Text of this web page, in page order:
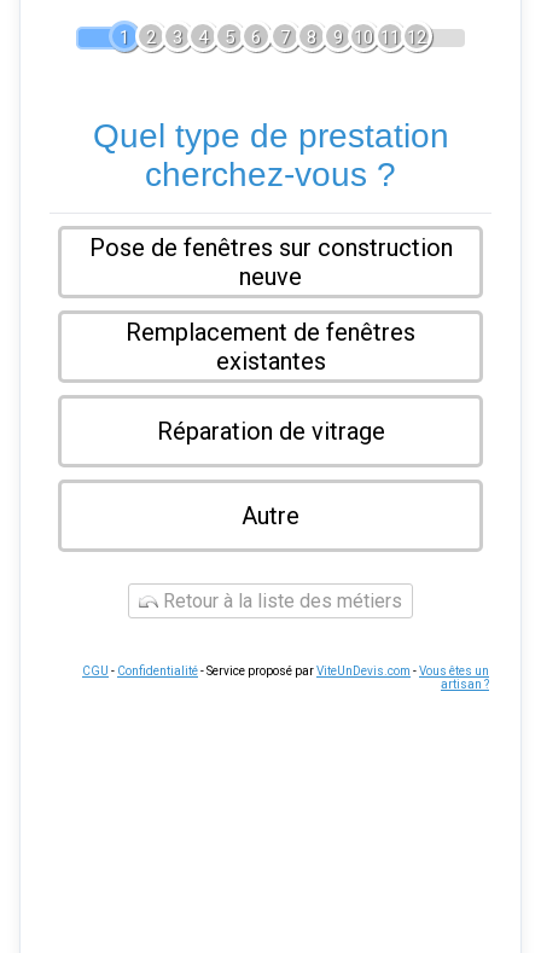
1 2 3 4 5 6 7 8 9 10 11 12
Quel type de prestation
cherchez-vous ?
Pose de fenêtres sur construction
neuve
Remplacement de fenêtres
existantes
Réparation de vitrage
Autre
Retour à la liste des métiers
CGU - Confidentialité- Service proposé parViteUnDevis.com -Vous êtes un
artisan ?